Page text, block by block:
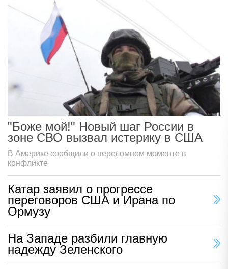
"Боже мой!" Новый шаг России в
зоне СВО вызвал истерику в США
В Америке сообщили о переломном моменте в
конфликте
Катар заявил о прогрессе
переговоров США и Ирана по
Ормузу
На Западе разбили главную
надежду Зеленского